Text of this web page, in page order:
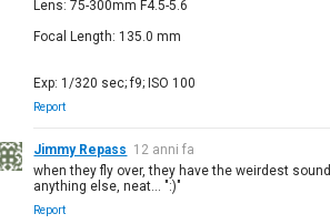
Lens: 75-300mm F4.5-5.6
Focal Length: 135.0 mm
Exp: 1/320 sec; f9; ISO 100
Report
Jimmy Repass 12 anni fa
when they fly over, they have the weirdest
anything else, neat... ":)"
Report